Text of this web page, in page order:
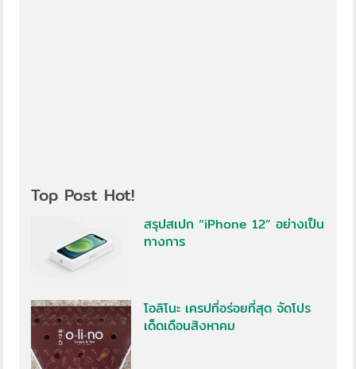
Top Post Hot!
สรุปสเปก “iPhone 12” อย่างเป็น
ทางการ
โอลิโนะ เครปที่อร่อยที่สุด จัดโปร
เด็ดเดือนสิงหาคม